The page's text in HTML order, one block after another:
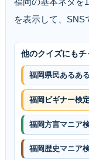
を表示して、SNS
他のクイズにも
福岡県民あるあ
福岡ビギナー検定
福岡方言マニア
福岡歴史マニア